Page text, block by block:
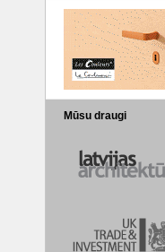
Mūsu draugi